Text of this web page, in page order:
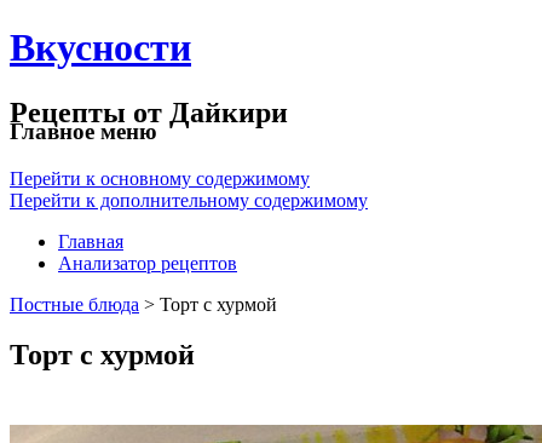
Вкусности
Рецепты от Дайкири
Главное меню
Перейти к основному содержимому
Перейти к дополнительному содержимому
Главная
Анализатор рецептов
Постные блюда > Торт с хурмой
Торт с хурмой